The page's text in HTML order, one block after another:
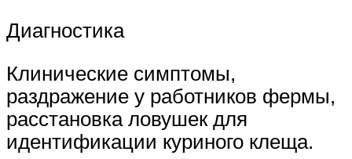
Диагностика
Клинические симптомы,
раздражение у работников фермы,
расстановка ловушек для
идентификации куриного клеща.